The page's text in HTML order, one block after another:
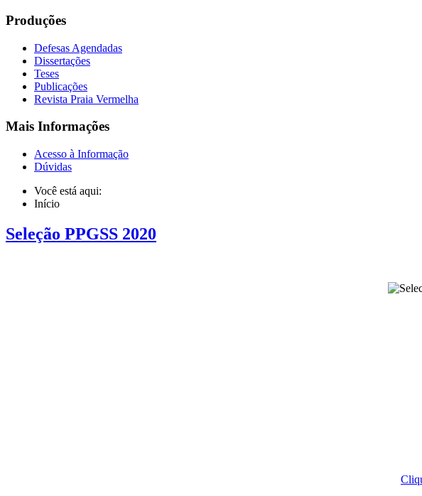
Produções
Defesas Agendadas
Dissertações
Teses
Publicações
Revista Praia Vermelha
Mais Informações
Acesso à Informação
Dúvidas
Você está aqui:
Início
Seleção PPGSS 2020